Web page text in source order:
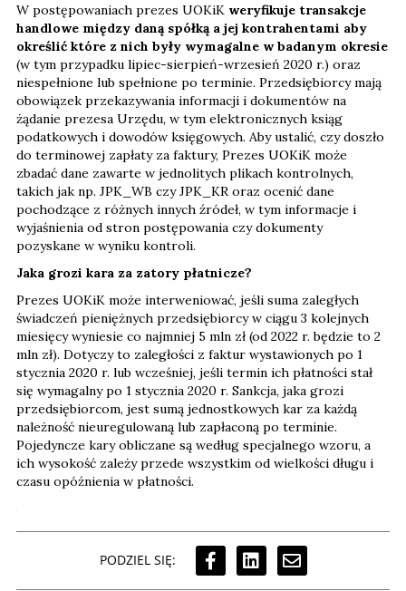
W postępowaniach prezes UOKiK weryfikuje transakcje
handlowe między daną spółką a jej kontrahentami aby
określić które z nich były wymagalne w badanym okresie
(w tym przypadku lipiec-sierpień-wrzesień 2020 r.) oraz
niespełnione lub spełnione po terminie. Przedsiębiorcy mają
obowiązek przekazywania informacji i dokumentów na
żądanie prezesa Urzędu, w tym elektronicznych ksiąg
podatkowych i dowodów księgowych. Aby ustalić, czy doszło
do terminowej zapłaty za faktury, Prezes UOKiK może
zbadać dane zawarte w jednolitych plikach kontrolnych,
takich jak np. JPK_WB czy JPK_KR oraz ocenić dane
pochodzące z różnych innych źródeł, w tym informacje i
wyjaśnienia od stron postępowania czy dokumenty
pozyskane w wyniku kontroli.
Jaka grozi kara za zatory płatnicze?
Prezes UOKiK może interweniować, jeśli suma zaległych
świadczeń pieniężnych przedsiębiorcy w ciągu 3 kolejnych
miesięcy wyniesie co najmniej 5 mln zł (od 2022 r. będzie to 2
mln zł). Dotyczy to zaległości z faktur wystawionych po 1
stycznia 2020 r. lub wcześniej, jeśli termin ich płatności stał
się wymagalny po 1 stycznia 2020 r. Sankcja, jaka grozi
przedsiębiorcom, jest sumą jednostkowych kar za każdą
należność nieuregulowaną lub zapłaconą po terminie.
Pojedyncze kary obliczane są według specjalnego wzoru, a
ich wysokość zależy przede wszystkim od wielkości długu i
czasu opóźnienia w płatności.
PODZIEL SIĘ: